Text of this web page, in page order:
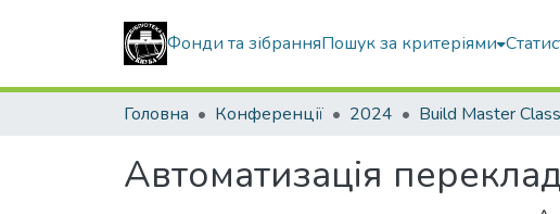
Фонди та зібранняПошук за критеріями
Головна Конференції 2024 Build Master
Автоматизація